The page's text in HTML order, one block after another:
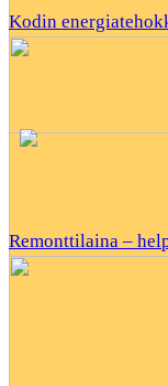
Kodin
Remonttilaina –